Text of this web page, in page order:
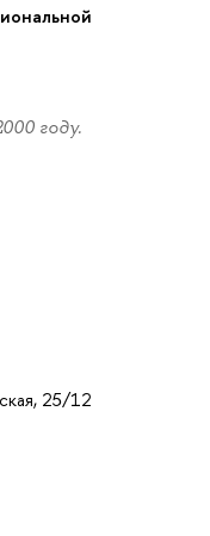
году.
25/12